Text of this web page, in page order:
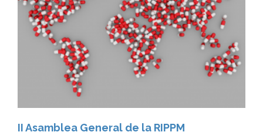
II Asamblea General de la RIPPM